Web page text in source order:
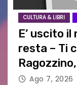
CULTURA & LIBRI
E’ uscito
resta – Ti
Capua
Ago 7, 2026